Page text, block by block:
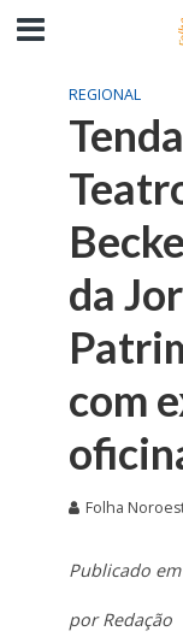
REGIONAL
da
com
Folha
Publicado
por Redação